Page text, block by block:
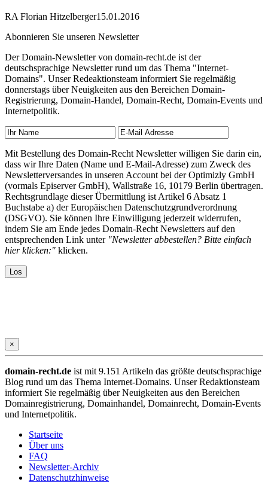
RA Florian Hitzelberger15.01.2016
Abonnieren Sie unseren Newsletter
Der Domain-Newsletter von domain-recht.de ist der
deutschsprachige Newsletter rund um das Thema "Internet-
Domains". Unser Redeaktionsteam informiert Sie regelmäßig
donnerstags über Neuigkeiten aus den Bereichen Domain-
Registrierung, Domain-Handel, Domain-Recht, Domain-Events und
Internetpolitik.
Mit Bestellung des Domain-Recht Newsletter willigen Sie darin ein,
dass wir Ihre Daten (Name und E-Mail-Adresse) zum Zweck des
Newsletterversandes in unseren Account bei der Optimizly GmbH
(vormals Episerver GmbH), Wallstraße 16, 10179 Berlin übertragen.
Rechtsgrundlage dieser Übermittlung ist Artikel 6 Absatz 1
Buchstabe a) der Europäischen Datenschutzgrundverordnung
(DSGVO). Sie können Ihre Einwilligung jederzeit widerrufen,
indem Sie am Ende jedes Domain-Recht Newsletters auf den
entsprechenden Link unter "Newsletter abbestellen? Bitte einfach
hier klicken:" klicken.
×
domain-recht.de ist mit 9.151 Artikeln das größte deutschsprachige
Blog rund um das Thema Internet-Domains. Unser Redaktionsteam
informiert Sie regelmäßig über Neuigkeiten aus den Bereichen
Domainregistrierung, Domainhandel, Domainrecht, Domain-Events
und Internetpolitik.
Startseite
Über uns
FAQ
Newsletter-Archiv
Datenschutzhinweise